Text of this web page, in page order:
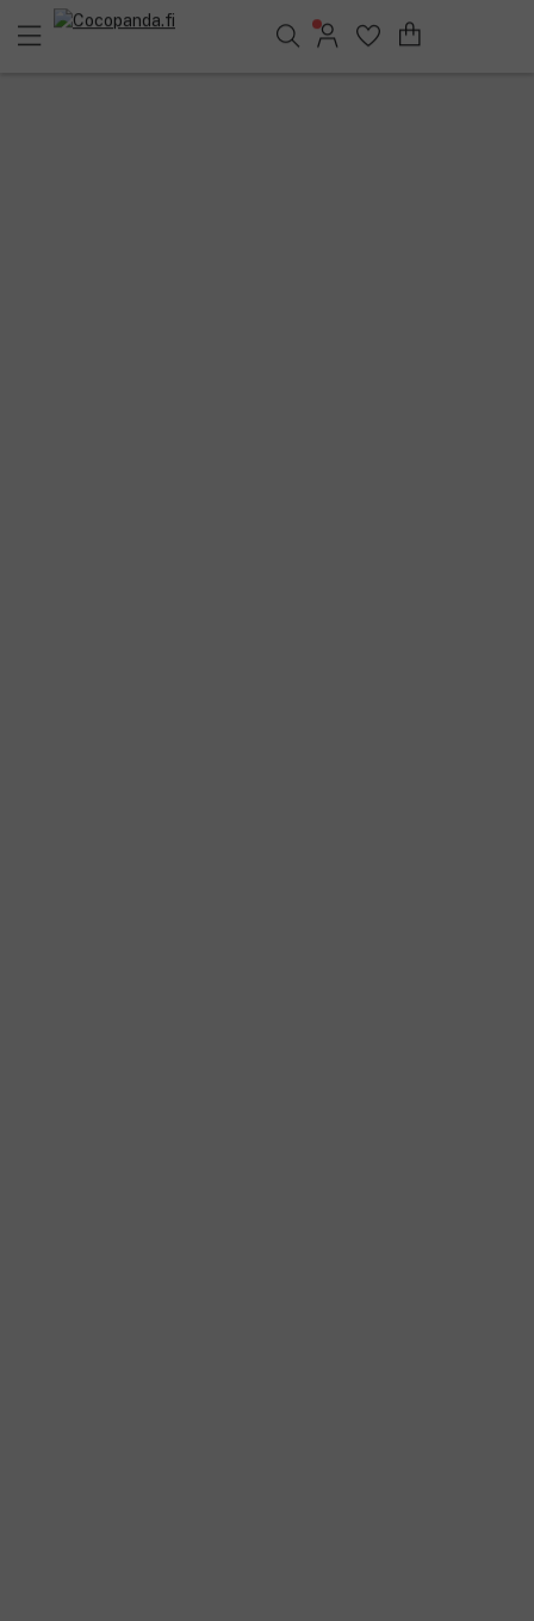
Löydä suosikkisi 25.552 tuotteen joukosta..